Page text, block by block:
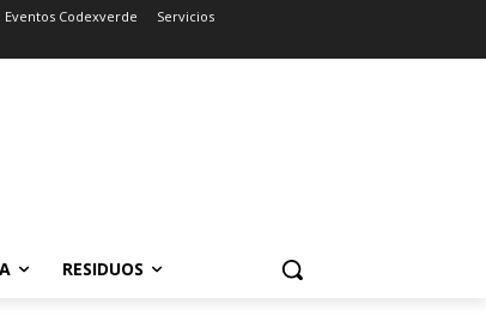
Eventos Codexverde Servicios
RESIDUOS